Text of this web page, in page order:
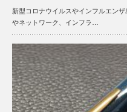
新型コロナウイルスやインフルエン
やネットワーク、インフラ…